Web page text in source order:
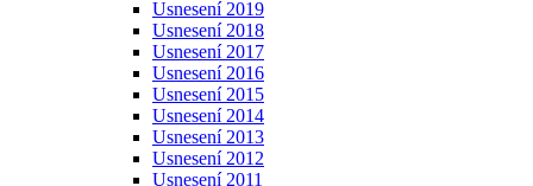
Usnesení 2019
Usnesení 2018
Usnesení 2017
Usnesení 2016
Usnesení 2015
Usnesení 2014
Usnesení 2013
Usnesení 2012
Usnesení 2011